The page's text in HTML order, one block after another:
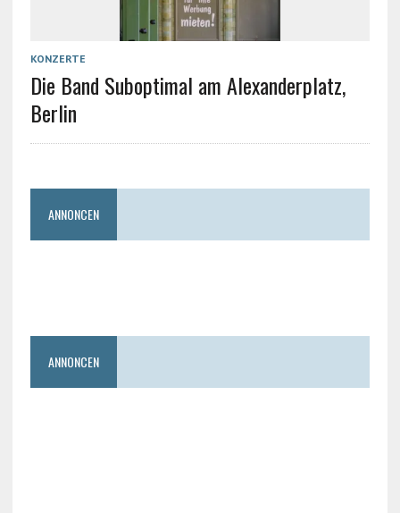
KONZERTE
Die Band Suboptimal am Alexanderplatz,
Berlin
ANNONCEN
ANNONCEN